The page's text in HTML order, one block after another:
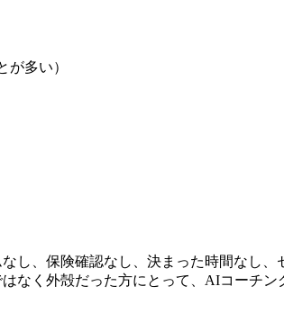
多い）
し、保険確認なし、決まった時間なし
なく外殻だった方にとって、AIコーチ